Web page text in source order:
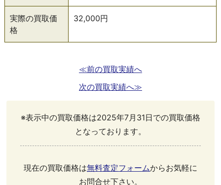
実際の買取価
格
32,000円
≪前の買取実績へ
次の買取実績へ≫
※表示中の買取価格は2025年7月31日での買取価格
となっております。
現在の買取価格は無料査定フォームからお気軽に
お問合せ下さい。